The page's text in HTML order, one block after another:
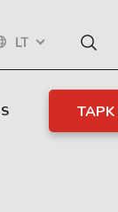
LT
TAPK